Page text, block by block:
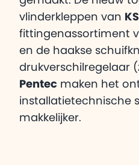
vlinderkleppen van
fittingenassortiment
en de haakse
drukverschilregelaar
Pentec maken het
installatietechnische
makkelijker.